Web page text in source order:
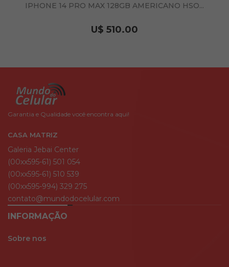
IPHONE 14 PRO MAX 128GB AMERICANO HSO...
U$ 510.00
Garantia e Qualidade você encontra aqui!
CASA MATRIZ
Galeria Jebai Center
(00xx595-61) 501 054
(00xx595-61) 510 539
(00xx595-994) 329 275
contato@mundodocelular.com
INFORMAÇÃO
Sobre nos